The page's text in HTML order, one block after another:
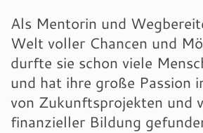
Als Mentorin und
Welt voller Chancen und
durfte sie schon viele
und hat ihre große Passion
von Zukunftsprojekten und
finanzieller Bildung